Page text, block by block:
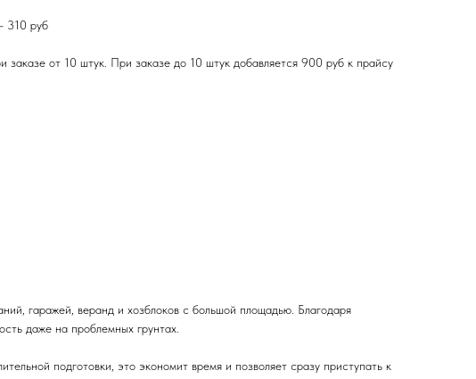
310 руб
заказе от 10 штук. При заказе до 10 штук добавляется 900 руб к прайсу
гаражей, веранд и хозблоков с большой площадью. Благодаря
даже на проблемных грунтах.
подготовки, это экономит время и позволяет сразу приступать к